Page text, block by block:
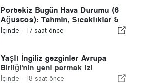
Portekiz Bugün Hava Durumu (6
Ağustos): Tahmin, Sıcaklıklar &
Ne Beklenmeli
İçinde - 17 saat önce
Yaşlı İngiliz gezginler Avrupa
Birliği'nin yeni parmak izi
kontrolleri ile mücadele ediyor
İçinde - 18 saat önce